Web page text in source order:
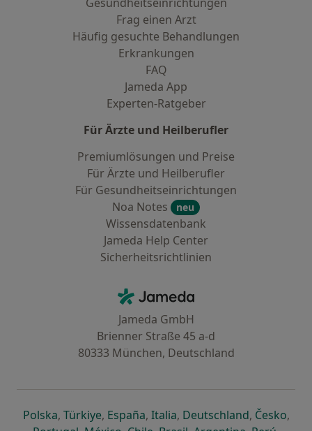
Frag einen Arzt
Häufig gesuchte Behandlungen
Erkrankungen
FAQ
Jameda App
Experten-Ratgeber
Für Ärzte und Heilberufler
Premiumlösungen und Preise
Für Ärzte und Heilberufler
Für Gesundheitseinrichtungen
Noa Notes
neu
Wissensdatenbank
Jameda Help Center
Sicherheitsrichtlinien
Jameda - Startseite
Jameda GmbH
Brienner Straße 45 a-d
80333 München, Deutschland
Polskaöffnet in einer neuen Registerkarte
, Türkiyeöffnet in einer neuen Registerkarte
, Españaöffnet in einer neuen
, Italiaöffnet in einer neuen
, Deutschlandöffnet in
, Česko,